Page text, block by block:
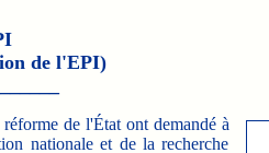
de l'EPI)
de l'État ont demandé à
nationale et de la recherche